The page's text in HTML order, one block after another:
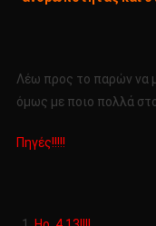
Λέω προς το παρών να
όμως με ποιο πολλά
Πηγές!!!!!